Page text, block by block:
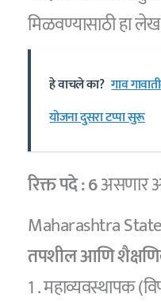
मिळवण्यासाठी हा
हे वाचले का? गाव
योजना दुसरा टप्पा सुरू
रिक्त पदे :6असणार
Maharashtra
तपशील आणि
1 . महाव्यवस्थापक